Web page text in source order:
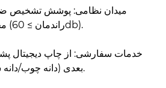
میدان نظامی: پوشش تشخیص
محافظ الکترومغناطیسی (راندمان ≥ 60db).
خدمات سفارشی: از چاپ دیجیتال
بعدی (دانه چوب/دانه سنگی/استتار سفارشی).